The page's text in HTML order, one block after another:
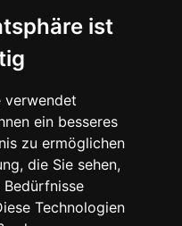
ist
verwendet
ein besseres
zu ermöglichen
die Sie sehen,
Bedürfnisse
Technologien
die Unterkunft in der Slowakei
am billigsten?